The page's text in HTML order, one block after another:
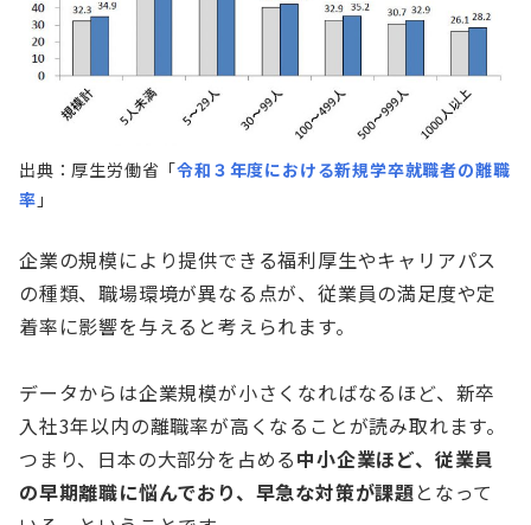
出典：厚生労働省「令和３年度における新規学卒就職者の離職
率 」
企業の規模により提供できる福利厚生やキャリアパス
の種類、職場環境が異なる点が、従業員の満足度や定
着率に影響を与えると考えられます。
データからは企業規模が小さくなればなるほど、新卒
入社3年以内の離職率が高くなることが読み取れます。
つまり、日本の大部分を占める中小企業ほど、従業員
の早期離職に悩んでおり、早急な対策が課題となって